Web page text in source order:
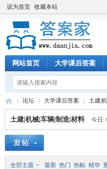
设为首页 收藏本站
网站首页 大学课后答案
»
论坛
›
大学课后答案 土建|
土建|机械|车辆|制造|材料 今日:
全部主题 最新 热门 热帖 精华